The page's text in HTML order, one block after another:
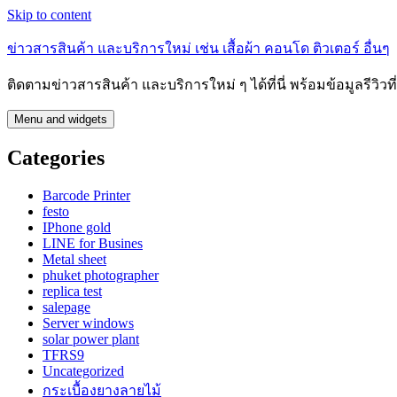
Skip to content
ข่าวสารสินค้า และบริการใหม่ เช่น เสื้อผ้า คอนโด ติวเตอร์ อื่นๆ
ติดตามข่าวสารสินค้า และบริการใหม่ ๆ ได้ที่นี่ พร้อมข้อมูลรีวิว
Menu and widgets
Categories
Barcode Printer
festo
IPhone gold
LINE for Busines
Metal sheet
phuket photographer
replica test
salepage
Server windows
solar power plant
TFRS9
Uncategorized
กระเบื้องยางลายไม้